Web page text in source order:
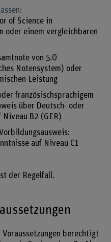
of Science in
oder einem vergleichbaren
von 5.0
Notensystem) oder
Leistung
französischsprachigem
über Deutsch- oder
Niveau B2 (GER)
auf Niveau C1
der Regelfall.
berechtigt